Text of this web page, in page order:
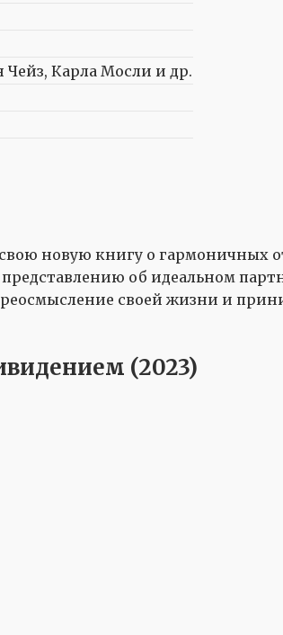
Карла Мосли и др.
новую книгу о гармоничных
об идеальном
своей жизни и
(2023)